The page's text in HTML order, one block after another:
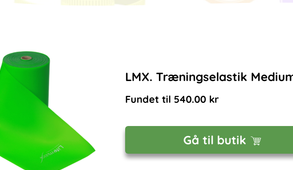
LMX. Træningselastik
Fundet til 540.00 kr
Gå til butik